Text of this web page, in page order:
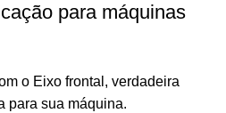
para máquinas
o Eixo frontal, verdadeira
para sua máquina.